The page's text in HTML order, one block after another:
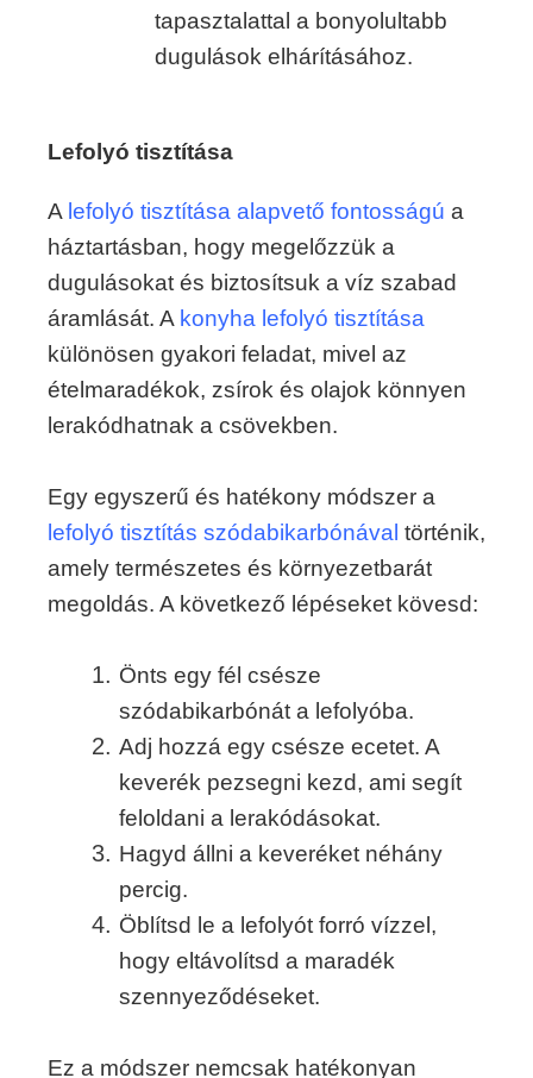
tapasztalattal a bonyolultabb
dugulások elhárításához.
Lefolyó tisztítása
A lefolyó tisztítása alapvető fontosságú a
háztartásban, hogy megelőzzük a
dugulásokat és biztosítsuk a víz szabad
áramlását. A konyha lefolyó tisztítása
különösen gyakori feladat, mivel az
ételmaradékok, zsírok és olajok könnyen
lerakódhatnak a csövekben.
Egy egyszerű és hatékony módszer a
lefolyó tisztítás szódabikarbónával történik,
amely természetes és környezetbarát
megoldás. A következő lépéseket kövesd:
Önts egy fél csésze
szódabikarbónát a lefolyóba.
Adj hozzá egy csésze ecetet. A
keverék pezsegni kezd, ami segít
feloldani a lerakódásokat.
Hagyd állni a keveréket néhány
percig.
Öblítsd le a lefolyót forró vízzel,
hogy eltávolítsd a maradék
szennyeződéseket.
Ez a módszer nemcsak hatékonyan